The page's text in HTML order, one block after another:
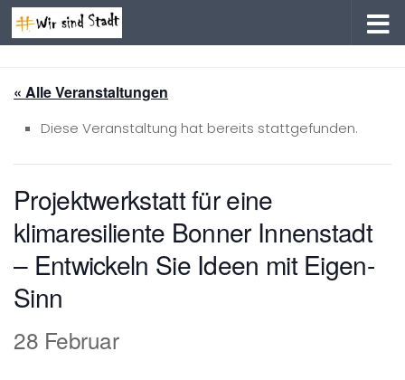
Zum Inhalt springen
« Alle Veranstaltungen
Diese Veranstaltung hat bereits stattgefunden.
Projektwerkstatt für eine
klimaresiliente Bonner Innenstadt
– Entwickeln Sie Ideen mit Eigen-
Sinn
28 Februar